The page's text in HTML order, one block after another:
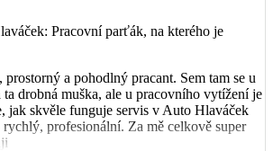
Pracovní parťák, na kterého je
a pohodlný pracant. Sem tam se u
ta drobná muška, ale u pracovního vytížení je
jak skvěle funguje servis v Auto Hlaváček
profesionální. Za mě celkově super